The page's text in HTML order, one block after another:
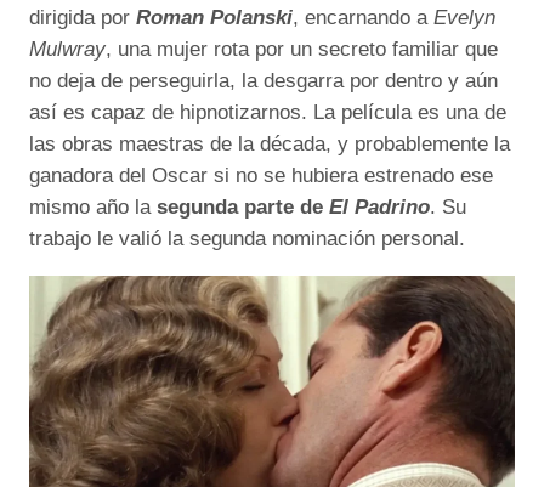
dirigida por Roman Polanski, encarnando a Evelyn
Mulwray, una mujer rota por un secreto familiar que
no deja de perseguirla, la desgarra por dentro y aún
así es capaz de hipnotizarnos. La película es una de
las obras maestras de la década, y probablemente la
ganadora del Oscar si no se hubiera estrenado ese
mismo año la segunda parte de El Padrino. Su
trabajo le valió la segunda nominación personal.